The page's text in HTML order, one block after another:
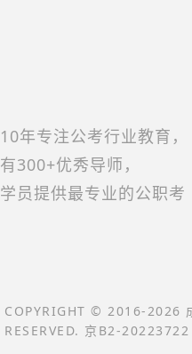
年专注公考行业教育，
300+优秀导师，
员提供最专业的公职考
COPYRIGHT © 2016-2026
RESERVED. 京B2-